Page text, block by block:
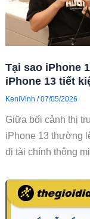
Tại sao iPhone
iPhone 13 tiết
KeniVinh /07/05/2026
Giữa bối cảnh thị
iPhone 13 thường
đi tài chính thông